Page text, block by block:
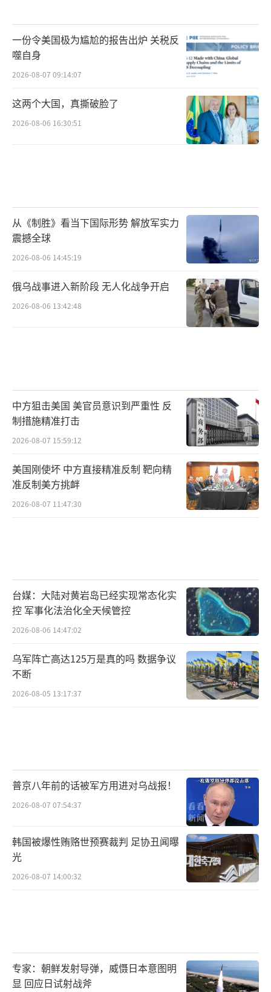
一份令美国极为尴尬的报告出炉 关税反
噬自身
2026-08-07 09:14:07
这两个大国，真撕破脸了
2026-08-06 16:30:51
从《制胜》看当下国际形势 解放军实力
震撼全球
2026-08-06 14:45:19
俄乌战事进入新阶段 无人化战争开启
2026-08-06 13:42:48
中方狙击美国 美官员意识到严重性 反
制措施精准打击
2026-08-07 15:59:12
美国刚使坏 中方直接精准反制 靶向精
准反制美方挑衅
2026-08-07 11:47:30
台媒：大陆对黄岩岛已经实现常态化实
控 军事化法治化全天候管控
2026-08-06 14:47:02
乌军阵亡高达125万是真的吗 数据争议
不断
2026-08-05 13:17:37
普京八年前的话被军方用进对乌战报！
2026-08-07 07:54:37
韩国被爆性贿赂世预赛裁判 足协丑闻曝
光
2026-08-07 14:00:32
专家：朝鲜发射导弹，威慑日本意图明
显 回应日试射战斧